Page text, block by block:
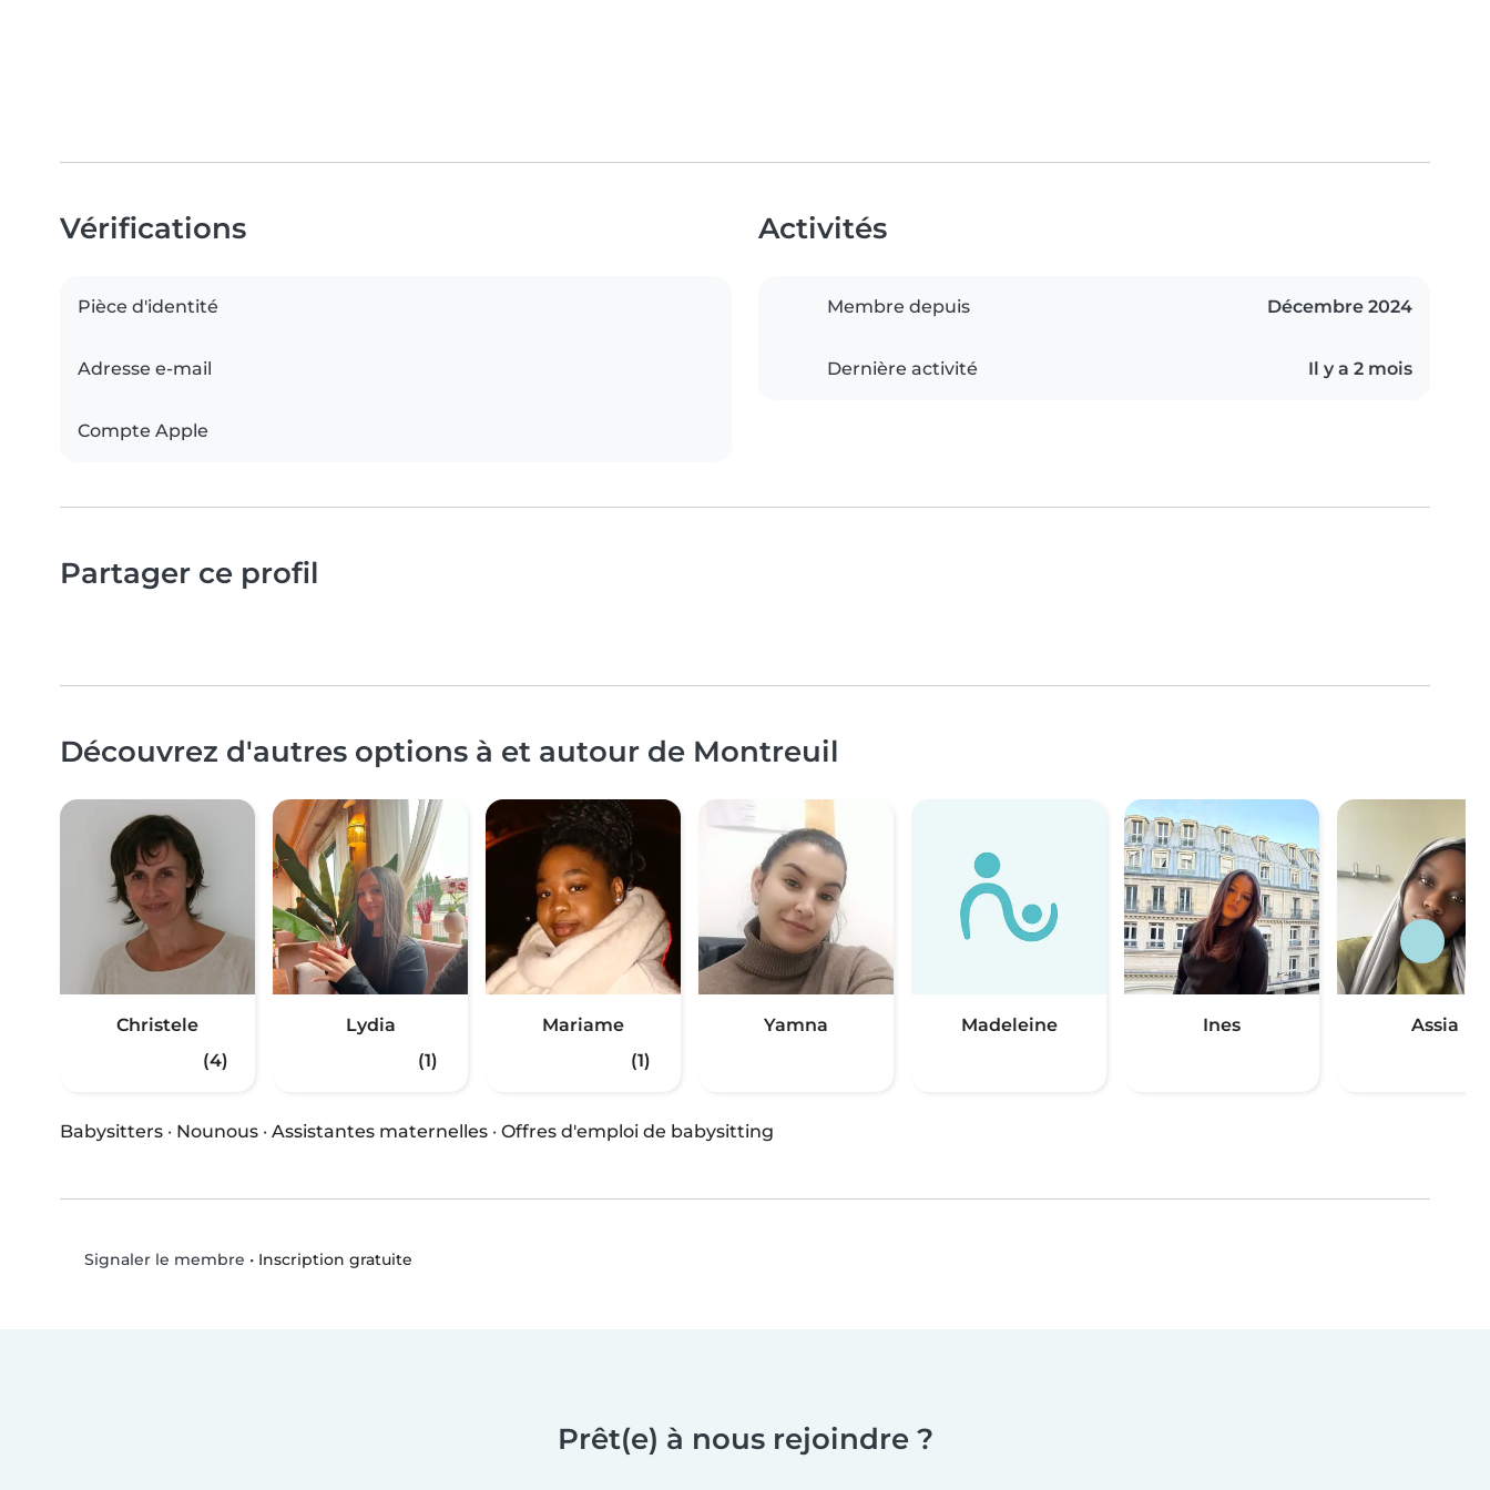
Vérifications
Pièce d'identité
Adresse e-mail
Compte Apple
Activités
Membre depuis Décembre 2024
Dernière activité Il y a 2 mois
Partager ce profil
Découvrez d'autres options à et autour de Montreuil
Christele
(4)
Lydia
(1)
Mariame
(1)
Yamna Madeleine Ines Assia
Babysitters · Nounous · Assistantes maternelles · Offres d'emploi de babysitting
Signaler le membre • Inscription gratuite
Prêt(e) à nous rejoindre ?